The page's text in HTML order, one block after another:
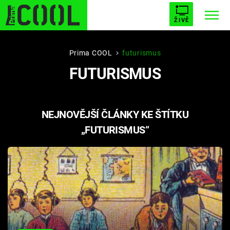
ŽIVĚ
STARHOUSE BUFFY, PŘEMOŽITELKA UPÍRŮ
PLNEJ KOTEL AVENGERS 5
Filmy
Seriály
Hry
Prima COOL futurismus
FUTURISMUS
NEJNOVĚJŠÍ ČLÁNKY KE ŠTÍTKU
„FUTURISMUS“